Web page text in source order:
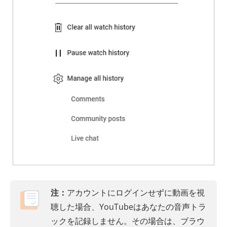
注： アカウントにログインせずに動画を視
聴した場合、YouTubeはあなたの音声トラ
ックを記録しません。その場合は、ブラウ